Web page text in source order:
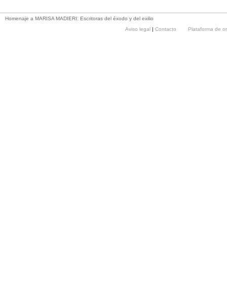
Homenaje a MARISA MADIERI: Escritoras del éxodo y del exilio
Aviso legal | Contacto Plataforma de